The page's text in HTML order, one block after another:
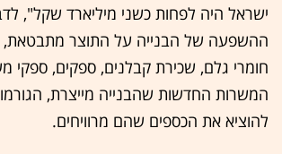
ישראל היה לפחות כשני מיליארד שקל",
ההשפעה של הבנייה על התוצר
חומרי גלם, שכירת קבלנים, ספקים, ספקי
המשרות החדשות שהבנייה מייצרת,
להוציא את הכספים שהם מרוויחים.